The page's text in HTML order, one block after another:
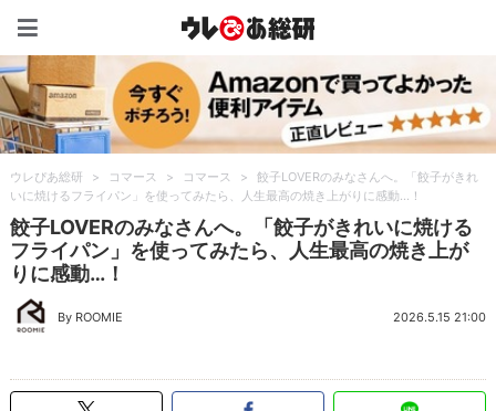
ウレぴあ総研 > コマース > コマース >
餃子LOVERのみなさんへ。「餃子がきれ
いに焼けるフライパン」を使ってみたら、人生最高の焼き上がりに感動…！
餃子LOVERのみなさんへ。「餃子がきれいに焼ける
フライパン」を使ってみたら、人生最高の焼き上が
りに感動…！
By ROOMIE 2026.5.15 21:00